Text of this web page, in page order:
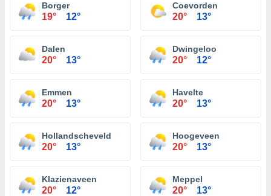
Borger
19° 12°
Coevorden
20° 13°
Dalen
20° 13°
Dwingeloo
20° 12°
Emmen
20° 13°
Havelte
20° 13°
Hollandscheveld
20° 13°
Hoogeveen
20° 13°
Klazienaveen
20° 12°
Meppel
20° 13°